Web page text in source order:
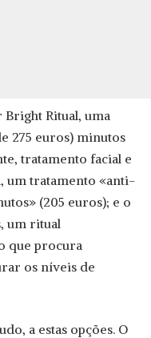
Ritual, uma
275 euros) minutos
tratamento facial e
um tratamento «anti-
(205 euros); e o
um ritual
que procura
os níveis de
a estas opções. O